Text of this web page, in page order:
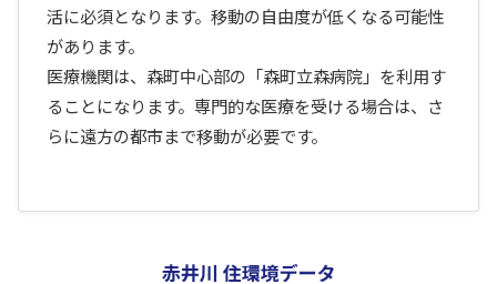
活に必須となります。移動の自由度が低くなる可能性
があります。
医療機関は、森町中心部の「森町立森病院」を利用す
ることになります。専門的な医療を受ける場合は、さ
らに遠方の都市まで移動が必要です。